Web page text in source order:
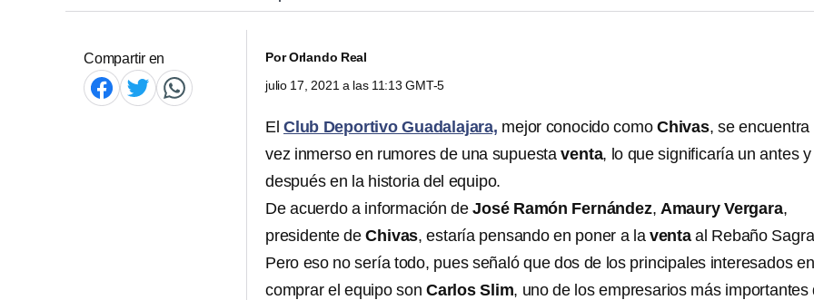
Compartir en PorOrlando Real
julio 17, 2021 a las 11:13 GMT-5
El Club Deportivo Guadalajara, mejor conocido comoChivas, se encuentra
vez inmerso en rumores de una supuestaventa, lo que significaría un antes y
después en la historia del equipo.
De acuerdo a información deJosé Ramón Fernández, Amaury Vergara,
presidente deChivas, estaría pensando en poner a la ventaal Rebaño
Pero eso no sería todo, pues señaló que dos de los principales interesados en
comprar el equipo sonCarlos Slim, uno de los empresarios más importantes